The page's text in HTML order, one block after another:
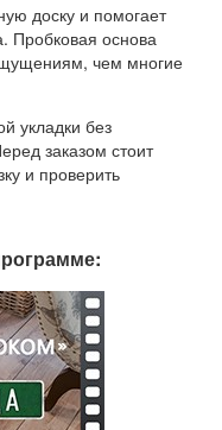
доску и помогает
Пробковая основа
чем многие
укладки без
заказом стоит
и проверить